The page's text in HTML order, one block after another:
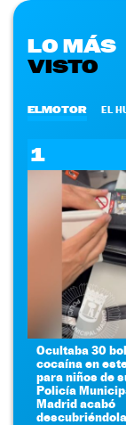
LO MÁS
VISTO
ELMOTOR EL
1
Ocultaba 30
cocaína en
para niños de
Policía
Madrid acabó
descubriéndola